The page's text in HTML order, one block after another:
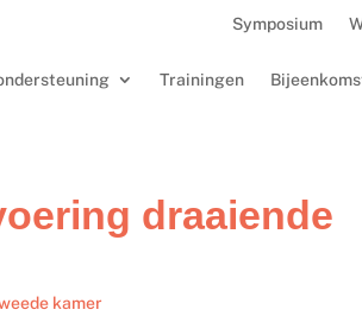
Symposium
Trainingen
draaiende
kamer